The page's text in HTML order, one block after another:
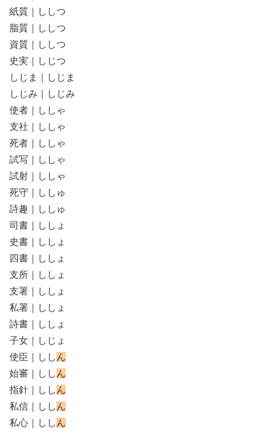
紙質｜ししつ
脂質｜ししつ
資質｜ししつ
史実｜しじつ
しじま｜しじま
しじみ｜しじみ
使者｜ししゃ
支社｜ししゃ
死者｜ししゃ
試写｜ししゃ
試射｜ししゃ
死守｜ししゅ
詩趣｜ししゅ
司書｜ししょ
史書｜ししょ
四書｜ししょ
支所｜ししょ
支署｜ししょ
私署｜ししょ
詩書｜ししょ
子女｜しじょ
使臣｜しし ん
始審｜しし ん
指針｜しし ん
私信｜しし ん
私心｜しし ん